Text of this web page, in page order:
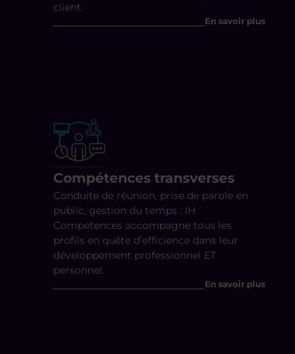
client.
En savoir plus
Compétences transverses
Conduite de réunion, prise de parole en
public, gestion du temps : IH
Compétences accompagne tous les
profils en quête d’efficience dans leur
développement professionnel ET
personnel.
En savoir plus